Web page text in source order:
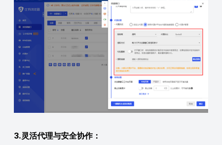
3.灵活代理与安全协作：